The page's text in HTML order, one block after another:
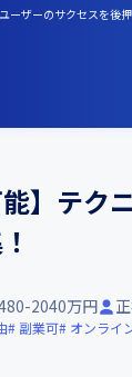
ザーのサクセスを後
】テ
2040万円
副業可 オンライ